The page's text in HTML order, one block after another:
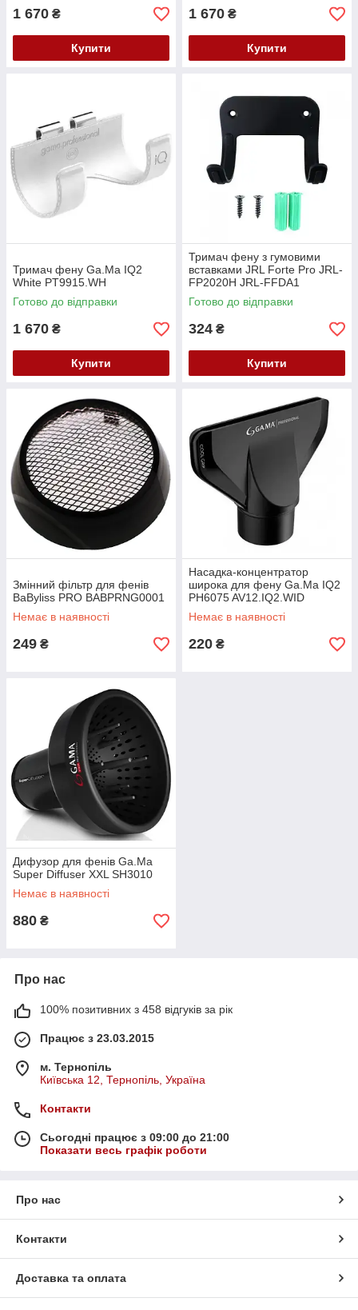
1 670 ₴
Купити
1 670 ₴
Купити
Тримач фену Ga.Ma IQ2
White PT9915.WH
Готово до відправки
1 670 ₴
Купити
Тримач фену з гумовими
вставками JRL Forte Pro JRL-
FP2020H JRL-FFDA1
Готово до відправки
324 ₴
Купити
Змінний фільтр для фенів
BaByliss PRO BABPRNG0001
Немає в наявності
249 ₴
Насадка-концентратор
широка для фену Ga.Ma IQ2
PH6075 AV12.IQ2.WID
Немає в наявності
220 ₴
Дифузор для фенів Ga.Ma
Super Diffuser XXL SH3010
Немає в наявності
880 ₴
Про нас
100% позитивних з 458 відгуків за рік
Працює з 23.03.2015
м. Тернопіль
Київська 12, Тернопіль, Україна
Контакти
Сьогодні працює з 09:00 до 21:00
Показати весь графік роботи
Про нас
Контакти
Доставка та оплата